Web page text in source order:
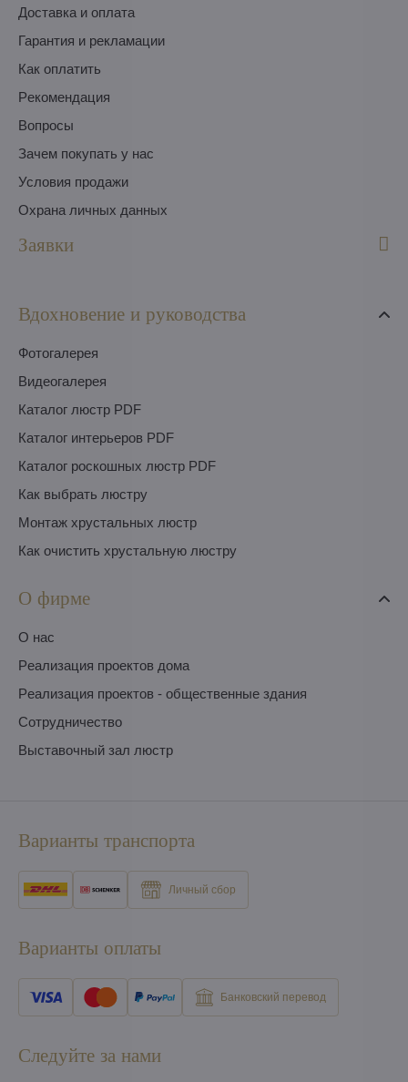
Доставка и оплата
Гарантия и рекламации
Как оплатить
Pекомендация
Вопросы
Зачем покупать у нас
Условия продажи
Охрана личных данных
Заявки
Вдохновение и руководства
Фотогалерея
Видеогалерея
Каталог люстр PDF
Каталог интерьеров PDF
Каталог роскошных люстр PDF
Как выбрать люстру
Монтаж хрустальных люстр
Как очистить хрустальную люстру
О фирме
O нас
Pеализация проектов дома
Pеализация проектов - общественные здания
Сотрудничество
Выставочный зал люстр
Варианты транспорта
Личный сбор
Варианты оплаты
Банковский перевод
Следуйте за нами